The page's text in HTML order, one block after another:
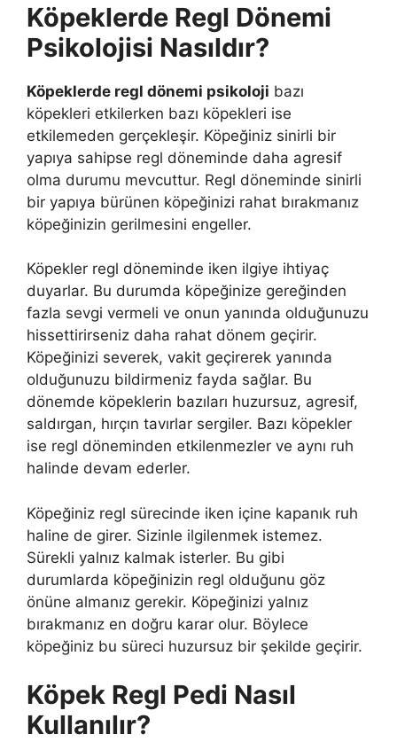
Köpeklerde Regl Dönemi
Psikolojisi Nasıldır?
Köpeklerde regl dönemi psikoloji bazı
köpekleri etkilerken bazı köpekleri ise
etkilemeden gerçekleşir. Köpeğiniz sinirli bir
yapıya sahipse regl döneminde daha agresif
olma durumu mevcuttur. Regl döneminde sinirli
bir yapıya bürünen köpeğinizi rahat bırakmanız
köpeğinizin gerilmesini engeller.
Köpekler regl döneminde iken ilgiye ihtiyaç
duyarlar. Bu durumda köpeğinize gereğinden
fazla sevgi vermeli ve onun yanında olduğunuzu
hissettirirseniz daha rahat dönem geçirir.
Köpeğinizi severek, vakit geçirerek yanında
olduğunuzu bildirmeniz fayda sağlar. Bu
dönemde köpeklerin bazıları huzursuz, agresif,
saldırgan, hırçın tavırlar sergiler. Bazı köpekler
ise regl döneminden etkilenmezler ve aynı ruh
halinde devam ederler.
Köpeğiniz regl sürecinde iken içine kapanık ruh
haline de girer. Sizinle ilgilenmek istemez.
Sürekli yalnız kalmak isterler. Bu gibi
durumlarda köpeğinizin regl olduğunu göz
önüne almanız gerekir. Köpeğinizi yalnız
bırakmanız en doğru karar olur. Böylece
köpeğiniz bu süreci huzursuz bir şekilde geçirir.
Köpek Regl Pedi Nasıl
Kullanılır?